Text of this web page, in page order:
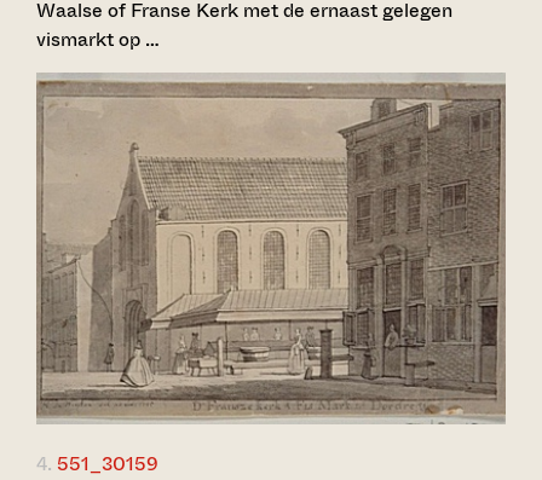
Waalse of Franse Kerk met de ernaast gelegen
vismarkt op …
4. 551_30159